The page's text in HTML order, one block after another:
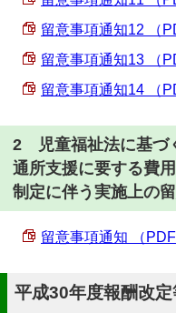
留意事項通知12 （
留意事項通知13 （
留意事項通知14 （
2 児童福祉法に基づ
通所支援に要する費
制定に伴う実施上の
留意事項通知 （PDF
平成30年度報酬改